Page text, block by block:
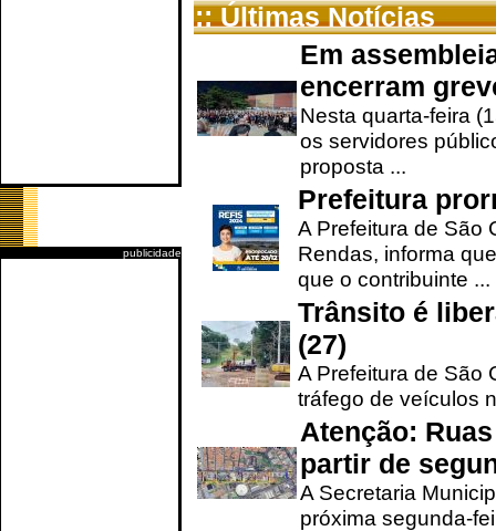
publicidade
:: Últimas Notícias
Em
encerram
Nesta quarta-feira
os servidores
proposta ...
Prefeitura
A Prefeitura de São
Rendas, informa
que o contribuinte ...
Trânsito é
(27)
A Prefeitura de São
tráfego de veículos
Atenção:
partir de
A Secretaria
próxima segunda-